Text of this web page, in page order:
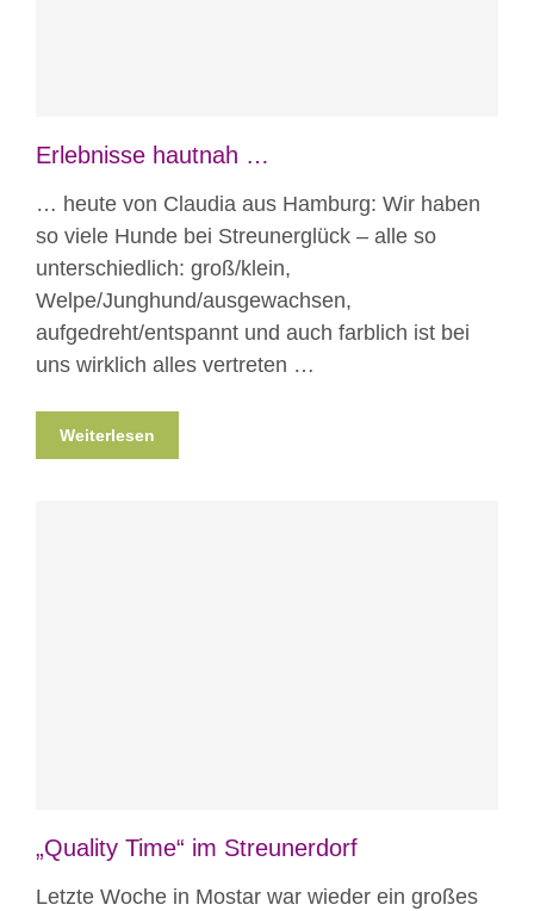
Erlebnisse hautnah …
… heute von Claudia aus Hamburg: Wir haben
so viele Hunde bei Streunerglück – alle so
unterschiedlich: groß/klein,
Welpe/Junghund/ausgewachsen,
aufgedreht/entspannt und auch farblich ist bei
uns wirklich alles vertreten …
Weiterlesen
„Quality Time“ im Streunerdorf
Letzte Woche in Mostar war wieder ein großes